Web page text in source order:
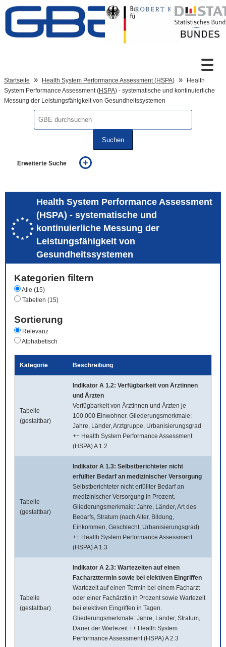
Zum Inhalt
Sprachumschaltung
Startseite Health System Performance Assessment (HSPA)
Health
System Performance Assessment (HSPA) - systematische und kontinuierliche
Messung der Leistungsfähigkeit von Gesundheitssystemen
Suchen
Erweiterte Suche
auch in allen Texten suchen (Volltextsuche)
auch Synonyme einbeziehen
auch ähnlich geschriebenes einbeziehen
Health System Performance Assessment
(HSPA) - systematische und
kontinuierliche Messung der
Leistungsfähigkeit von
Gesundheitssystemen
Kategorien filtern
Alle (15)
Tabellen (15)
Sortierung
Relevanz
Alphabetisch
Kategorie Beschreibung
Tabelle
(gestaltbar)
Indikator A 1.2: Verfügbarkeit von Ärztinnen
und Ärzten
Verfügbarkeit von Ärztinnen und Ärzten je
100.000 Einwohner. Gliederungsmerkmale:
Jahre, Länder, Arztgruppe, Urbanisierungsgrad
++ Health System Performance Assessment
(HSPA) A 1.2
Tabelle
(gestaltbar)
Indikator A 1.3: Selbstberichteter nicht
erfüllter Bedarf an medizinischer Versorgung
Selbstberichteter nicht erfüllter Bedarf an
medizinischer Versorgung in Prozent.
Gliederungsmerkmale: Jahre, Länder, Art des
Bedarfs, Stratum (nach Alter, Bildung,
Einkommen, Geschlecht, Urbanisierungsgrad)
++ Health System Performance Assessment
(HSPA) A 1.3
Tabelle
(gestaltbar)
Indikator A 2.3: Wartezeiten auf einen
Facharzttermin sowie bei elektiven Eingriffen
Wartezeit auf einen Termin bei einem Facharzt
oder einer Fachärztin in Prozent sowie Wartezeit
bei elektiven Eingriffen in Tagen.
Gliederungsmerkmale: Jahre, Länder, Stratum,
Dauer der Wartezeit ++ Health System
Performance Assessment (HSPA) A 2.3